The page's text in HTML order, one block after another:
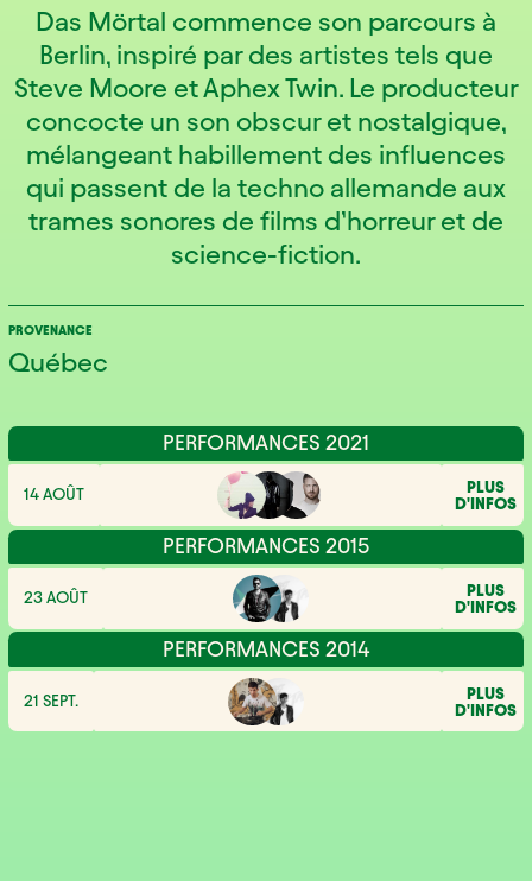
Das Mörtal commence son parcours à
Berlin, inspiré par des artistes tels que
Steve Moore et Aphex Twin. Le producteur
concocte un son obscur et nostalgique,
mélangeant habillement des influences
qui passent de la techno allemande aux
trames sonores de films d’horreur et de
science-fiction.
PROVENANCE
Québec
PERFORMANCES 2021
14 AOÛT
PLUS
D'INFOS
PERFORMANCES 2015
23 AOÛT
PLUS
D'INFOS
PERFORMANCES 2014
21 SEPT.
PLUS
D'INFOS